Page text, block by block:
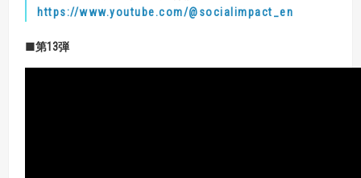
https://www.youtube.com/@socialimpact_en
■第13弾